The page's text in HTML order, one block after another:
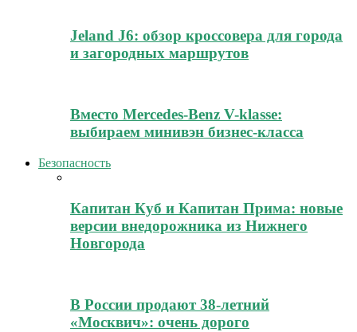
Jeland J6: обзор кроссовера для города
и загородных маршрутов
Вместо Mercedes-Benz V-klasse:
выбираем минивэн бизнес-класса
Безопасность
Капитан Куб и Капитан Прима: новые
версии внедорожника из Нижнего
Новгорода
В России продают 38-летний
«Москвич»: очень дорого